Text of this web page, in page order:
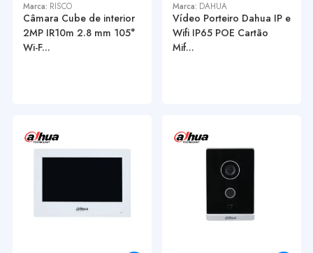
Marca: RISCO
Câmara Cube de interior
2MP IR10m 2.8 mm 105°
Wi-F...
Marca: DAHUA
Vídeo Porteiro Dahua IP e
Wifi IP65 POE Cartão
Mif...